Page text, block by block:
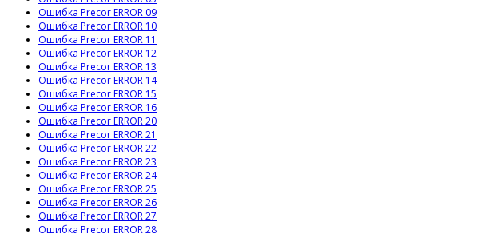
Ошибка Precor ERROR 09
Ошибка Precor ERROR 10
Ошибка Precor ERROR 11
Ошибка Precor ERROR 12
Ошибка Precor ERROR 13
Ошибка Precor ERROR 14
Ошибка Precor ERROR 15
Ошибка Precor ERROR 16
Ошибка Precor ERROR 20
Ошибка Precor ERROR 21
Ошибка Precor ERROR 22
Ошибка Precor ERROR 23
Ошибка Precor ERROR 24
Ошибка Precor ERROR 25
Ошибка Precor ERROR 26
Ошибка Precor ERROR 27
Ошибка Precor ERROR 28